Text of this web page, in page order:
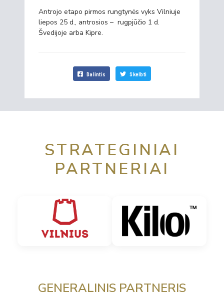
Antrojo etapo pirmos rungtynės vyks Vilniuje
liepos 25 d., antrosios – rugpjūčio 1 d.
Švedijoje arba Kipre.
Dalintis Skelbti
STRATEGINIAI
PARTNERIAI
GENERALINIS PARTNERIS